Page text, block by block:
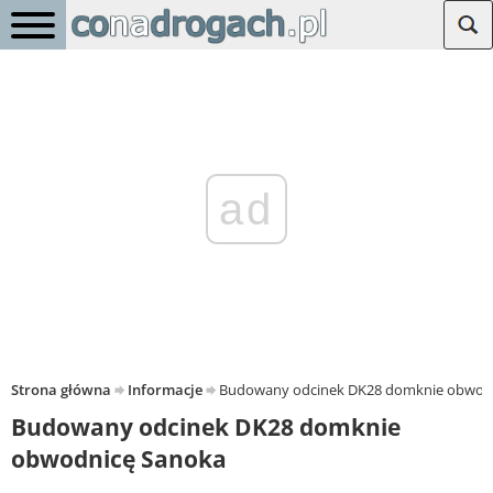
ad
Strona główna Informacje Budowany odcinek DK28 domknie
Budowany odcinek DK28 domknie
obwodnicę Sanoka